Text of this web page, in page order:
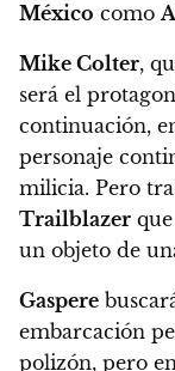
México como
Mike Colter,
será el
continuación,
personaje
milicia. Pero
Trailblazer
un objeto de
Gaspere
embarcación
polizón, pero